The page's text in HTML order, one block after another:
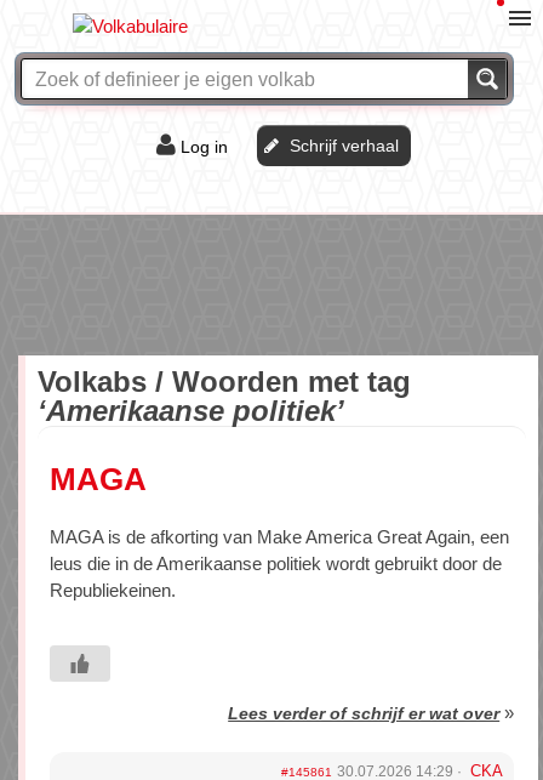
Log in Schrijf verhaal
Volkabs / Woorden met tag
‘Amerikaanse politiek’
MAGA
MAGA is de afkorting van Make America Great Again, een
leus die in de Amerikaanse politiek wordt gebruikt door de
Republiekeinen.
Lees verder of schrijf er wat over»
#145861 30.07.2026 14:29 CKA